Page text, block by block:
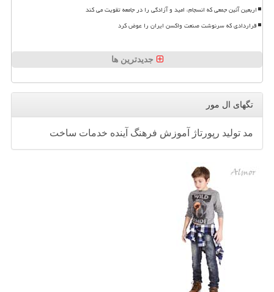
اربعین آئین جمعی که انسجام، امید و آزادگی را در جامعه تقویت می کند
قراردادی که سرنوشت صنعت واکسن ایران را عوض کرد
جدیدترین ها
تگهای ال مور
مد تولید رپورتاژ آموزش فرهنگ آینده خدمات ساخت